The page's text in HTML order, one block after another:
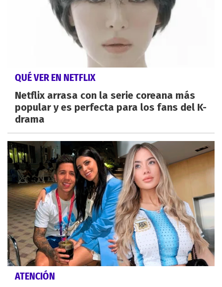
QUÉ VER EN NETFLIX
Netflix arrasa con la serie coreana más
popular y es perfecta para los fans del K-
drama
ATENCIÓN